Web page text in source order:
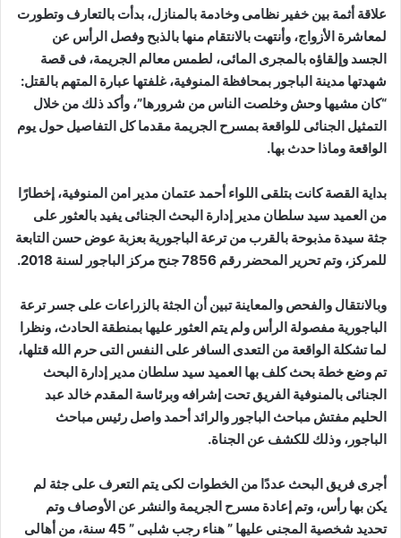
علاقة أثمة بين خفير نظامى وخادمة بالمنازل، بدأت بالتعارف وتطورت
لمعاشرة الأزواج، وأنتهت بالانتقام منها بالذبح وفصل الرأس عن
الجسد وإلقاؤه بالمجرى المائى، لطمس معالم الجريمة، فى قصة
شهدتها مدينة الباجور بمحافظة المنوفية، غلفتها عبارة المتهم بالقتل:
“كان مشيها وحش وخلصت الناس من شرورها”، وأكد ذلك من خلال
التمثيل الجنائى للواقعة بمسرح الجريمة مقدما كل التفاصيل حول يوم
الواقعة وماذا حدث بها.
بداية القصة كانت بتلقى اللواء أحمد عتمان مدير امن المنوفية، إخطارًا
من العميد سيد سلطان مدير إدارة البحث الجنائى يفيد بالعثور على
جثة سيدة مذبوحة بالقرب من ترعة الباجورية بعزبة عوض حسن التابعة
للمركز، وتم تحرير المحضر رقم 7856 جنح مركز الباجور لسنة 2018
.
وبالانتقال والفحص والمعاينة تبين أن الجثة بالزراعات على جسر ترعة
الباجورية مفصولة الرأس ولم يتم العثور عليها بمنطقة الحادث، ونظرا
لما تشكلة الواقعة من التعدى السافر على النفس التى حرم الله قتلها،
تم وضع خطة بحث كلف بها العميد سيد سلطان مدير إدارة البحث
الجنائى بالمنوفية الفريق تحت إشرافه وبرئاسة المقدم خالد عبد
الحليم مفتش مباحث الباجور والرائد أحمد واصل رئيس مباحث
الباجور، وذلك للكشف عن الجناة.
أجرى فريق البحث عددًا من الخطوات لكى يتم التعرف على جثة لم
يكن بها رأس، وتم إعادة مسرح الجريمة والنشر عن الأوصاف وتم
تحديد شخصية المجنى عليها ” هناء رجب شلبى ” 45 سنة، من أهالى